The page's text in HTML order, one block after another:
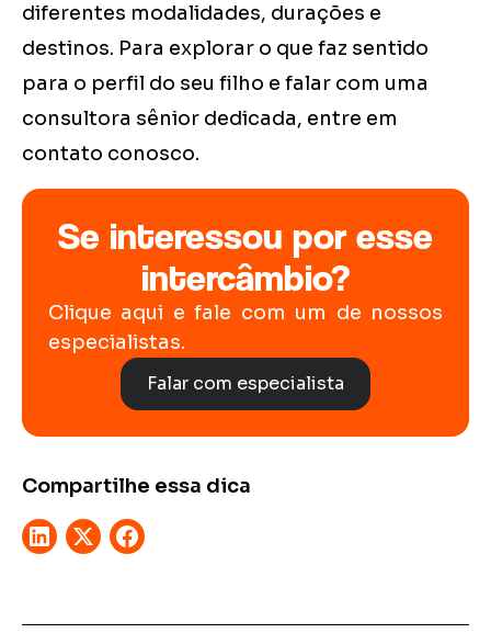
diferentes modalidades, durações e
destinos. Para explorar o que faz sentido
para o perfil do seu filho e falar com uma
consultora sênior dedicada, entre em
contato conosco.
Se interessou por esse
intercâmbio?
Clique aqui e fale com um de nossos
especialistas.
Falar com especialista
Compartilhe essa dica